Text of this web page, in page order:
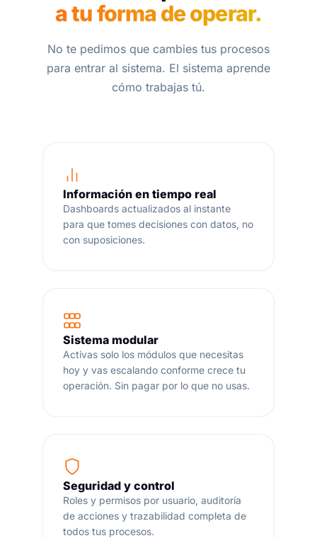
a tu forma de operar.
No te pedimos que cambies tus procesos
para entrar al sistema. El sistema aprende
cómo trabajas tú.
Información en tiempo real
Dashboards actualizados al instante
para que tomes decisiones con datos, no
con suposiciones.
Sistema modular
Activas solo los módulos que necesitas
hoy y vas escalando conforme crece tu
operación. Sin pagar por lo que no usas.
Seguridad y control
Roles y permisos por usuario, auditoría
de acciones y trazabilidad completa de
todos tus procesos.